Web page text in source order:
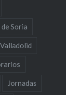
Soria
Jornadas